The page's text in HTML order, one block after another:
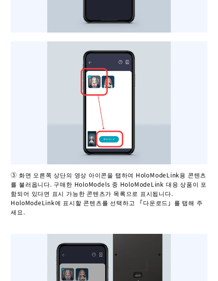
③ 화면 오른쪽 상단의 영상 아이콘을 탭하여 HoloModeLink용 콘텐츠
를 불러옵니다. 구매한 HoloModels 중 HoloModeLink 대응 상품이 포
함되어 있다면 표시 가능한 콘텐츠가 목록으로 표시됩니다.
HoloModeLink에 표시할 콘텐츠를 선택하고 「다운로드」를 탭해 주
세요.